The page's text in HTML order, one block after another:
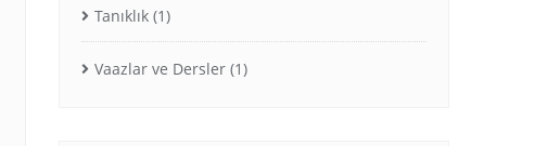
Tanıklık (1)
Vaazlar ve Dersler (1)